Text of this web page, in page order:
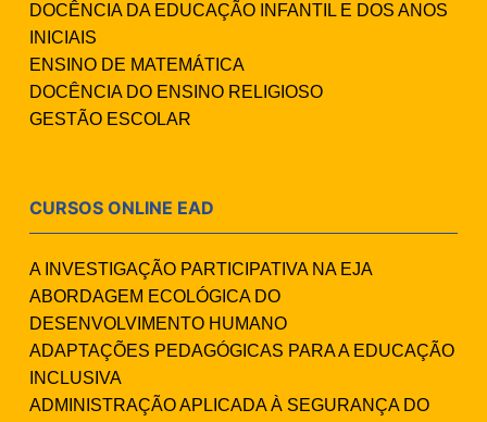
DOCÊNCIA DA EDUCAÇÃO INFANTIL E DOS ANOS
INICIAIS
ENSINO DE MATEMÁTICA
DOCÊNCIA DO ENSINO RELIGIOSO
GESTÃO ESCOLAR
CURSOS ONLINE EAD
A INVESTIGAÇÃO PARTICIPATIVA NA EJA
ABORDAGEM ECOLÓGICA DO
DESENVOLVIMENTO HUMANO
ADAPTAÇÕES PEDAGÓGICAS PARA A EDUCAÇÃO
INCLUSIVA
ADMINISTRAÇÃO APLICADA À SEGURANÇA DO